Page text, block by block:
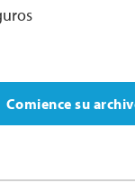
Comience su